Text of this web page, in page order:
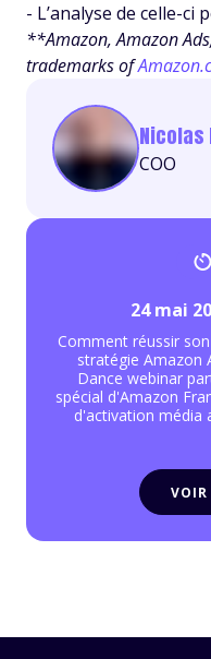
24 mai
Comment réussir
stratégie Amazon
Dance webinar
spécial d'Amazon
d'activation média
VOIR
- L’analyse de celle-
**Amazon, Amazon
trademarks of
Nicolas
COO